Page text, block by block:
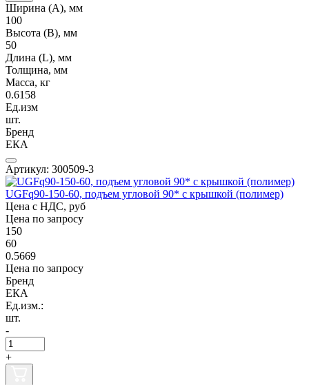
Ширина (А), мм
100
Высота (В), мм
50
Длина (L), мм
Толщина, мм
Масса, кг
0.6158
Ед.изм
шт.
Бренд
ЕКА
Артикул: 300509-3
UGFq90-150-60, подъем угловой 90* с крышкой (полимер)
Цена с НДС, руб
Цена по запросу
150
60
0.5669
Цена по запросу
Бренд
ЕКА
Ед.изм.:
шт.
-
+